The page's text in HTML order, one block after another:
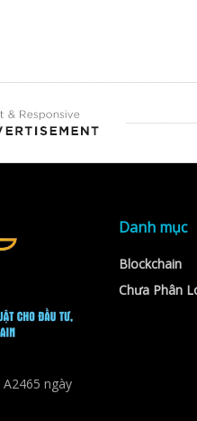
ngày
Danh mục
Blockchain
Chưa Phân